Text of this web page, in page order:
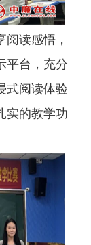
读感悟，
平台，充分
式阅读体验
实的教学功